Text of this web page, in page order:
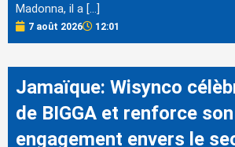
Madonna, il a […]
7 août 2026 12:01
Jamaïque: Wisynco
de BIGGA et renforce son
engagement envers le